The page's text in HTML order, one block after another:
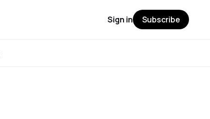
Sign in Subscribe